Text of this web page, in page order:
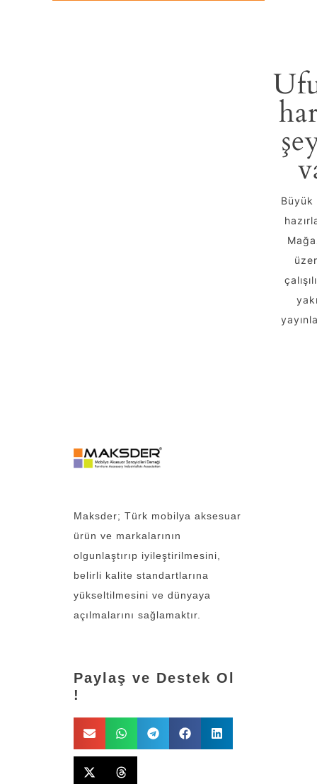
Maksder; Türk mobilya aksesuar
ürün ve markalarının
olgunlaştırıp iyileştirilmesini,
belirli kalite standartlarına
yükseltilmesini ve dünyaya
açılmalarını sağlamaktır.
Paylaş ve Destek Ol
!